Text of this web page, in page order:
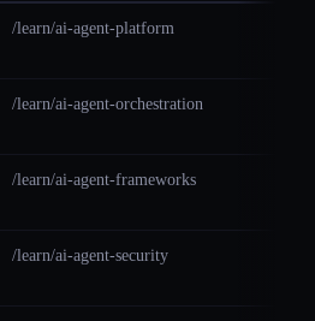
/learn/ai-agent-platform
/learn/ai-agent-orchestration
/learn/ai-agent-frameworks
/learn/ai-agent-security